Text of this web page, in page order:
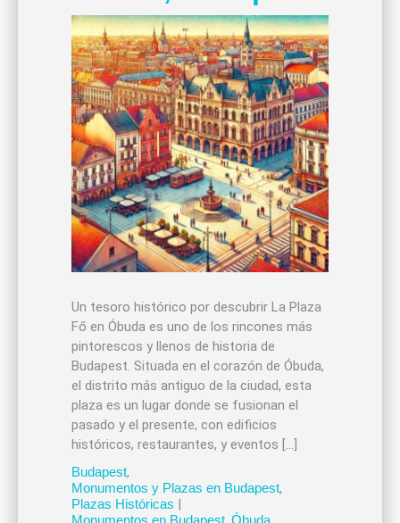
Un tesoro histórico por descubrir La Plaza
Fő en Óbuda es uno de los rincones más
pintorescos y llenos de historia de
Budapest. Situada en el corazón de Óbuda,
el distrito más antiguo de la ciudad, esta
plaza es un lugar donde se fusionan el
pasado y el presente, con edificios
históricos, restaurantes, y eventos […]
Budapest,
Monumentos y Plazas en Budapest,
Plazas Históricas |
Monumentos en Budapest Óbuda